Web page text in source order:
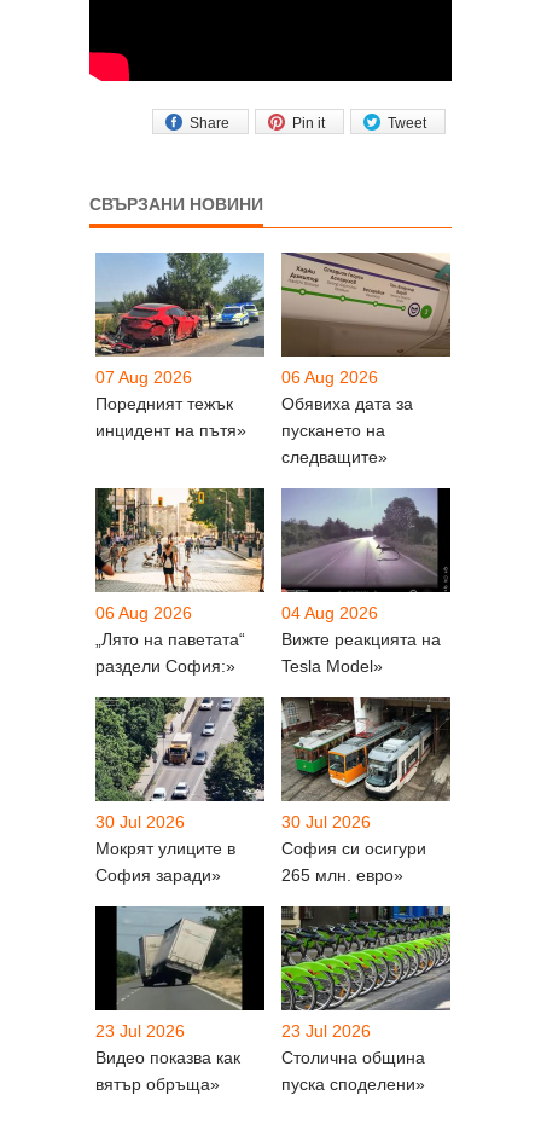
Tweet
Pin it
Share
СВЪРЗАНИ НОВИНИ
07 Aug 2026
Поредният тежък
инцидент на пътя»
06 Aug 2026
Обявиха дата за
пускането на
следващите»
06 Aug 2026
„Лято на паветата“
раздели София:»
04 Aug 2026
Вижте реакцията на
Tesla Model»
30 Jul 2026
Мокрят улиците в
София заради»
30 Jul 2026
София си осигури
265 млн. евро»
23 Jul 2026
Видео показва как
вятър обръща»
23 Jul 2026
Столична община
пуска споделени»